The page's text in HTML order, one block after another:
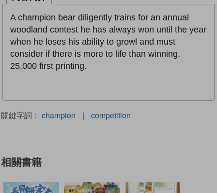
A champion bear diligently trains for an annual
woodland contest he has always won until the year
when he loses his ability to growl and must
consider if there is more to life than winning.
25,000 first printing.
關鍵字詞： champion | competition
相關書籍